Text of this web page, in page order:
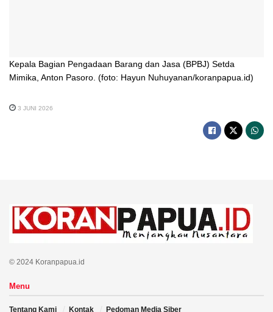
Kepala Bagian Pengadaan Barang dan Jasa (BPBJ) Setda
Mimika, Anton Pasoro. (foto: Hayun Nuhuyanan/koranpapua.id)
3 JUNI 2026
© 2024 Koranpapua.id
Menu
Tentang Kami Kontak Pedoman Media Siber